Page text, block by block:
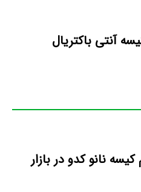
آنتی باکتریال
نانو کدو در بازار